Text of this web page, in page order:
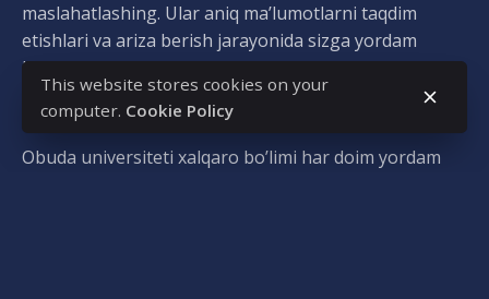
maslahatlashing. Ular aniq ma’lumotlarni taqdim
etishlari va ariza berish jarayonida sizga yordam
berishlari mumkin.
Obuda universitetini qo’llab-quvvatlash:
Obuda universiteti xalqaro bo’limi har doim yordam
This website stores cookies on your
computer. Cookie Policy